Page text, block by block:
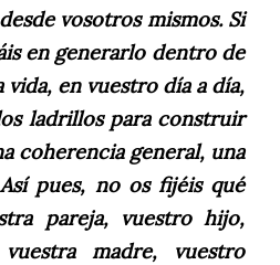
vosotros mismos. Si
en generarlo dentro de
en vuestro día a día,
ladrillos para construir
coherencia general, una
pues, no os fijéis qué
pareja, vuestro hijo,
madre, vuestro